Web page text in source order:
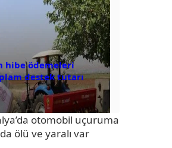
hibe ödemeleri
destek tutarı
otomobil uçuruma
ölü ve yaralı var